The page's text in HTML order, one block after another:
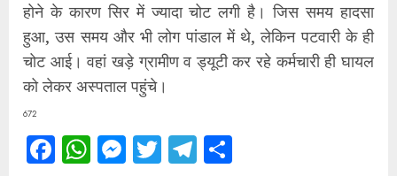
होने के कारण सिर में ज्यादा चोट लगी है। जिस समय हादसा
हुआ, उस समय और भी लोग पांडाल में थे, लेकिन पटवारी के ही
चोट आई। वहां खड़े ग्रामीण व ड्यूटी कर रहे कर्मचारी ही घायल
को लेकर अस्पताल पहुंचे।
672
Facebook
WhatsApp
Messenger
TwitterTelegram